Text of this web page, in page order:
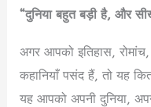
“दुनिया बहुत बड़ी है, और
अगर आपको इतिहास,
कहानियाँ पसंद हैं, तो यह
यह आपको अपनी दुनिया,